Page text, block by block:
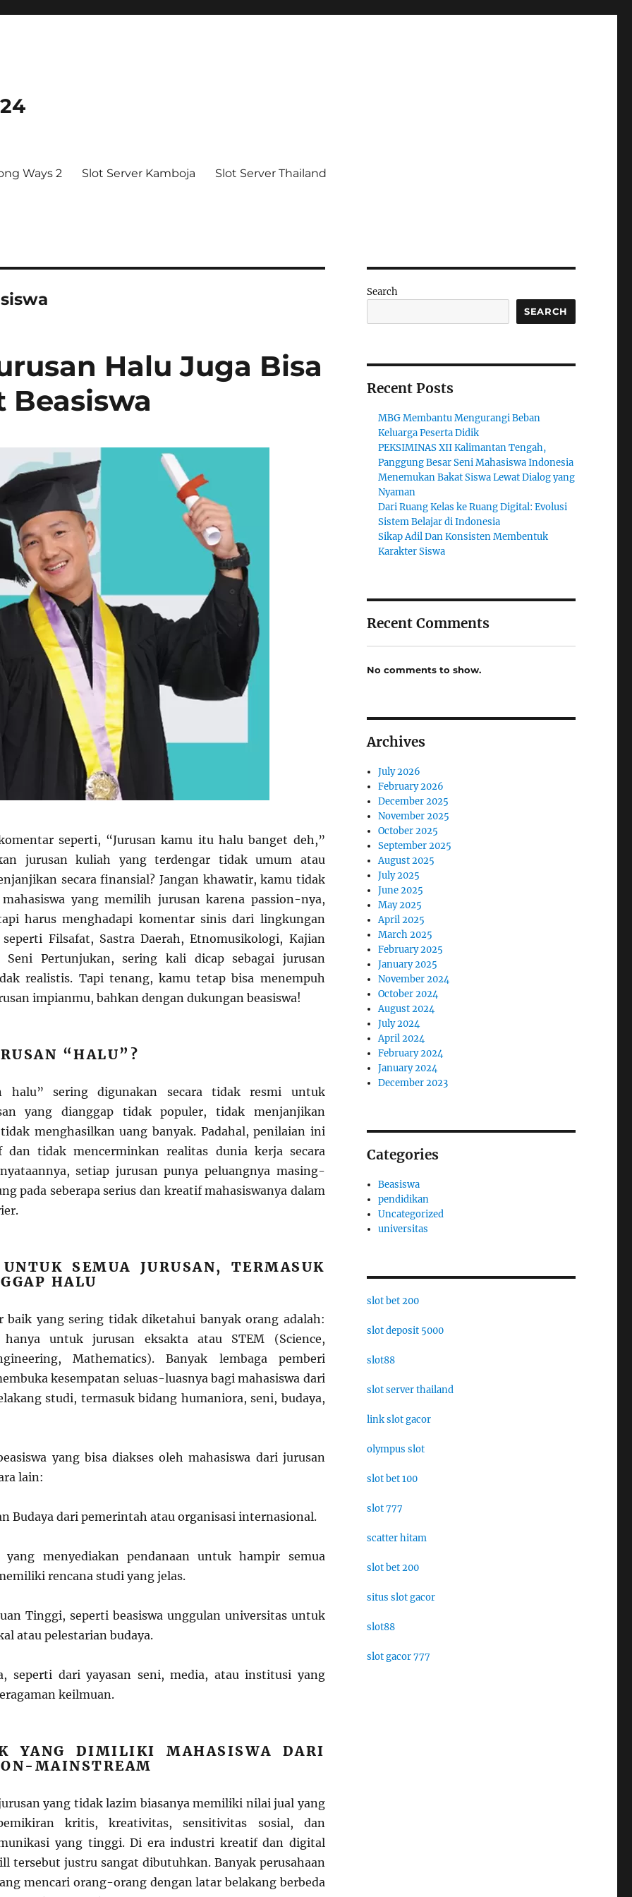
Ways 2 Slot Server Kamboja Slot Server Thailand
Halu Juga Bisa
Beasiswa
seperti, “Jurusan kamu itu halu banget deh,”
jurusan kuliah yang terdengar tidak umum atau
secara finansial? Jangan khawatir, kamu tidak
yang memilih jurusan karena passion-nya,
harus menghadapi komentar sinis dari lingkungan
seperti Filsafat, Sastra Daerah, Etnomusikologi, Kajian
Seni Pertunjukan, sering kali dicap sebagai jurusan
realistis. Tapi tenang, kamu tetap bisa menempuh
impianmu, bahkan dengan dukungan beasiswa!
“HALU”?
halu” sering digunakan secara tidak resmi untuk
yang dianggap tidak populer, tidak menjanjikan
menghasilkan uang banyak. Padahal, penilaian ini
dan tidak mencerminkan realitas dunia kerja secara
setiap jurusan punya peluangnya masing-
pada seberapa serius dan kreatif mahasiswanya dalam
SEMUA JURUSAN, TERMASUK
HALU
baik yang sering tidak diketahui banyak orang adalah:
hanya untuk jurusan eksakta atau STEM (Science,
Mathematics). Banyak lembaga pemberi
kesempatan seluas-luasnya bagi mahasiswa dari
studi, termasuk bidang humaniora, seni, budaya,
yang bisa diakses oleh mahasiswa dari jurusan
lain:
Budaya dari pemerintah atau organisasi internasional.
yang menyediakan pendanaan untuk hampir semua
rencana studi yang jelas.
Tinggi, seperti beasiswa unggulan universitas untuk
atau pelestarian budaya.
seperti dari yayasan seni, media, atau institusi yang
keilmuan.
YANG DIMILIKI MAHASISWA DARI
MAINSTREAM
yang tidak lazim biasanya memiliki nilai jual yang
kritis, kreativitas, sensitivitas sosial, dan
yang tinggi. Di era industri kreatif dan digital
tersebut justru sangat dibutuhkan. Banyak perusahaan
mencari orang-orang dengan latar belakang berbeda
Search
SEARCH
Recent Posts
MBG Membantu Mengurangi Beban
Keluarga Peserta Didik
PEKSIMINAS XII Kalimantan Tengah,
Panggung Besar Seni Mahasiswa Indonesia
Menemukan Bakat Siswa Lewat Dialog yang
Nyaman
Dari Ruang Kelas ke Ruang Digital: Evolusi
Sistem Belajar di Indonesia
Sikap Adil Dan Konsisten Membentuk
Karakter Siswa
Recent Comments
No comments to show.
Archives
July 2026
February 2026
December 2025
November 2025
October 2025
September 2025
August 2025
July 2025
June 2025
May 2025
April 2025
March 2025
February 2025
January 2025
November 2024
October 2024
August 2024
July 2024
April 2024
February 2024
January 2024
December 2023
Categories
Beasiswa
pendidikan
Uncategorized
universitas
slot bet 200
slot deposit 5000
slot88
slot server thailand
link slot gacor
olympus slot
slot bet 100
slot 777
scatter hitam
slot bet 200
situs slot gacor
slot88
slot gacor 777